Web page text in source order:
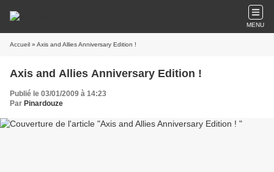
MENU
Accueil » Axis and Allies Anniversary Edition !
Axis and Allies Anniversary Edition !
Publié le 03/01/2009 à 14:23
Par Pinardouze